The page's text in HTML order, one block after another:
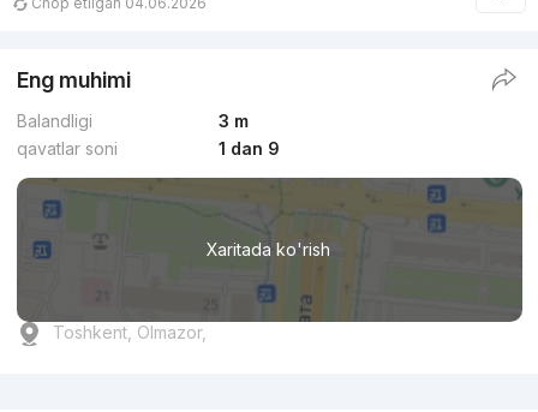
Eng muhimi
Balandligi
3 m
qavatlar soni
1 dan 9
Xaritada ko'rish
Toshkent, Olmazor,